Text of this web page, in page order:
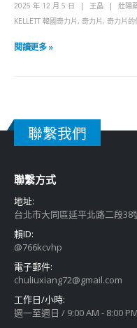
2025 年 12 月 5 日 王晶
壯陽
KELLETT 韓國奇力片, 奇力片, 奇力片的
閱讀更多 »
聯繫我們
聯繫方式
地址:
台北市大同區延平北路二段38
賴ID:
@766kcvhp
電子郵件:
chuliuxiang72@gmail.com
工作日/小時:
週一至週日 / 9:00 AM - 8:00